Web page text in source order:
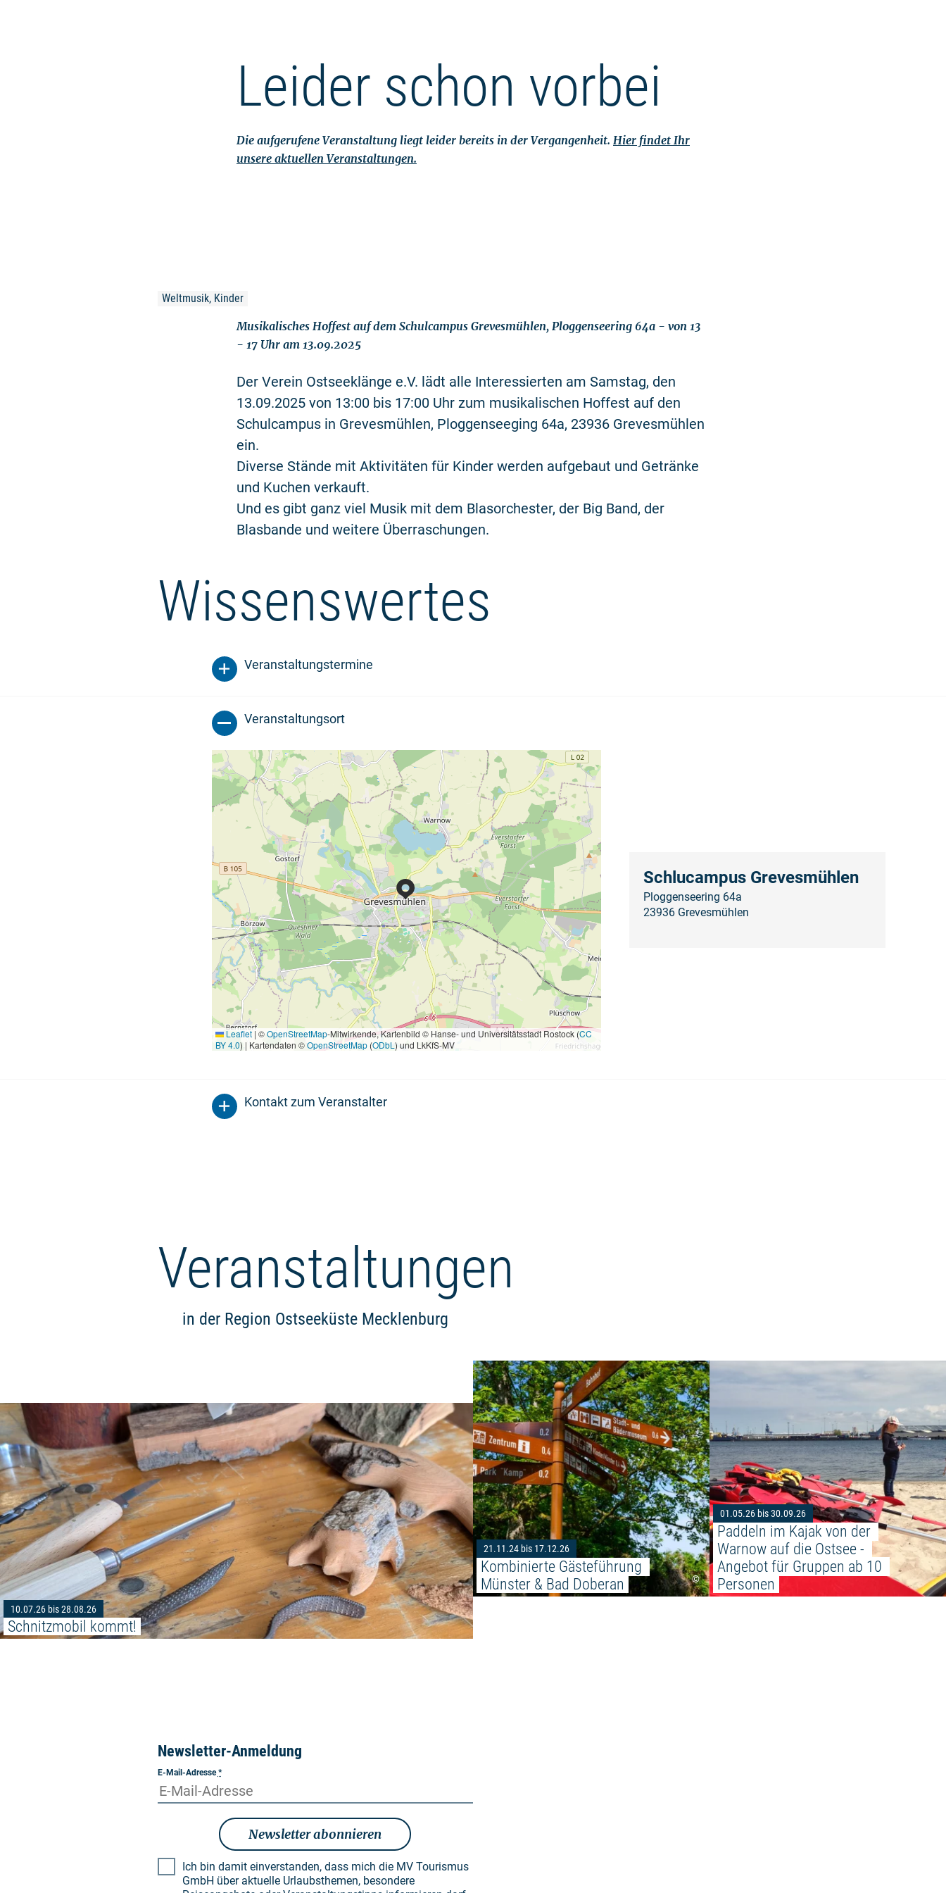
Leider schon vorbei
Die aufgerufene Veranstaltung liegt leider bereits in der Vergangenheit. Hier findet Ihr
unsere aktuellen Veranstaltungen.
Weltmusik, Kinder
Musikalisches Hoffest auf dem Schulcampus Grevesmühlen, Ploggenseering 64a - von 13
- 17 Uhr am 13.09.2025
Der Verein Ostseeklänge e.V. lädt alle Interessierten am Samstag, den
13.09.2025 von 13:00 bis 17:00 Uhr zum musikalischen Hoffest auf den
Schulcampus in Grevesmühlen, Ploggenseeging 64a, 23936 Grevesmühlen
ein.
Diverse Stände mit Aktivitäten für Kinder werden aufgebaut und Getränke
und Kuchen verkauft.
Und es gibt ganz viel Musik mit dem Blasorchester, der Big Band, der
Blasbande und weitere Überraschungen.
Wissenswertes
Veranstaltungstermine
Veranstaltungsort
Leaflet |©OpenStreetMap-Mitwirkende, Kartenbild © Hanse- und Universitätsstadt Rostock (CC
BY 4.0) | Kartendaten ©OpenStreetMap(ODbL ) und LkKfS-MV
Schlucampus Grevesmühlen
Ploggenseering 64a
23936 Grevesmühlen
Kontakt zum Veranstalter
Veranstaltungen
in der Region Ostseeküste Mecklenburg
10.07.26 bis 28.08.26
Schnitzmobil kommt!
Weiterlesen: "Schnitzmobil kommt!"
©
21.11.24 bis 17.12.26
Kombinierte Gästeführung
Münster & Bad Doberan
Weiterlesen: "Kombinierte Gästeführung
01.05.26 bis 30.09.26
Paddeln im Kajak von der
Warnow auf die Ostsee -
Angebot für Gruppen ab 10
Personen
Newsletter-Anmeldung
E-Mail-Adresse*
Newsletter abonnieren
Ich bin damit einverstanden, dass mich die MV Tourismus
GmbH über aktuelle Urlaubsthemen, besondere